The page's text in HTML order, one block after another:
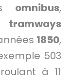
omnibus,
tramways
1850,
503
à 11